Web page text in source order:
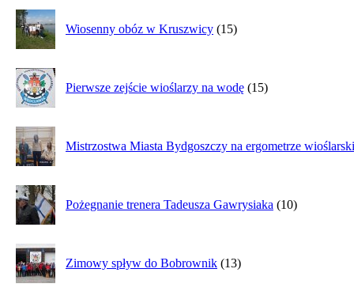
Wiosenny obóz w Kruszwicy (15)
Pierwsze zejście wioślarzy na wodę (15)
Mistrzostwa Miasta Bydgoszczy na ergometrze
Pożegnanie trenera Tadeusza Gawrysiaka (10)
Zimowy spływ do Bobrownik (13)